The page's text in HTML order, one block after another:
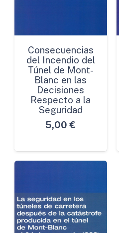
Consecuencias
del Incendio del
Túnel de Mont-
Blanc en las
Decisiones
Respecto a la
Seguridad
5,00 €